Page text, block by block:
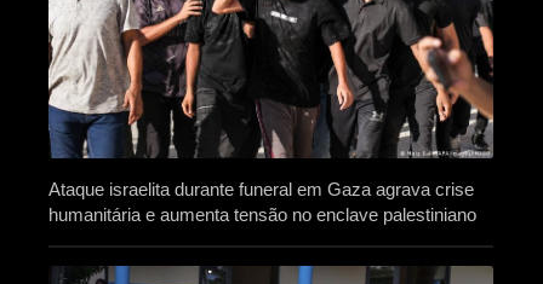
Ataque israelita durante funeral em Gaza agrava crise
humanitária e aumenta tensão no enclave palestiniano